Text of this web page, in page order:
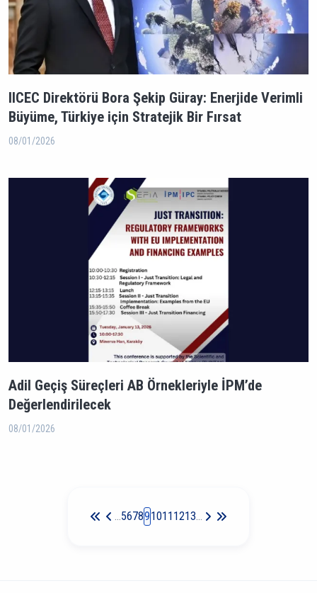
IICEC Direktörü Bora Şekip Güray: Enerjide Verimli
Büyüme, Türkiye için Stratejik Bir Fırsat
08/01/2026
Adil Geçiş Süreçleri AB Örnekleriyle İPM’de
Değerlendirilecek
08/01/2026
…567891011 1213…